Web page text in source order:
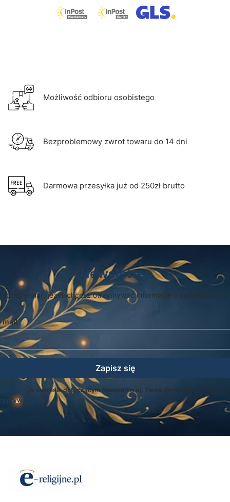
Możliwość odbioru osobistego
Bezproblemowy zwrot towaru do 14 dni
Darmowa przesyłka już od 250zł brutto
Newsletter
adres e-mail, jeżeli chcesz otrzymywać informacje o nowościach i
mail
Zapisz się
(w zakresie dotyczącym Newslettera). Twoje dane będą
prywatności